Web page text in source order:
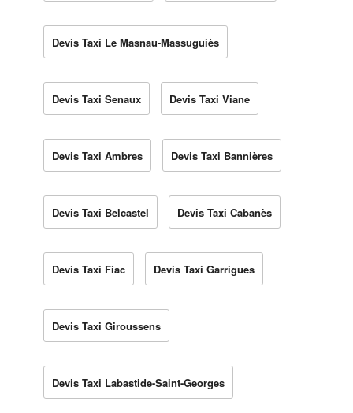
Devis Taxi Le Masnau-Massuguiès
Devis Taxi Senaux Devis Taxi Viane
Devis Taxi Ambres Devis Taxi Bannières
Devis Taxi Belcastel Devis Taxi Cabanès
Devis Taxi Fiac Devis Taxi Garrigues
Devis Taxi Giroussens
Devis Taxi Labastide-Saint-Georges